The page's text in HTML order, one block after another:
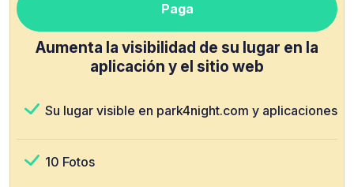
Paga
Aumenta la visibilidad de su lugar en la
aplicación y el sitio web
Su lugar visible en park4night.com y aplicaciones
10 Fotos